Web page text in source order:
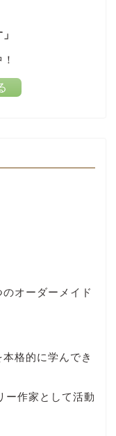
オーダーメイド
格的に学んでき
ー作家として活動